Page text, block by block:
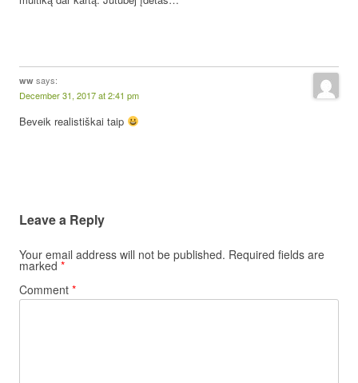
ww says:
December 31, 2017 at 2:41 pm
Beveik realistiškai taip
Leave a Reply
Your email address will not be published. Required fields are
marked *
Comment *